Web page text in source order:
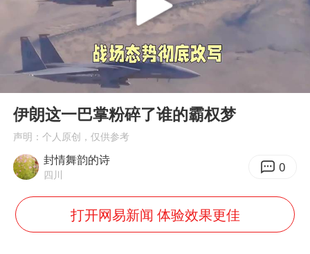
我国编制完成新版全月地质图
台风白海豚登陆地点更新
看守所辅警收受10万获刑1年
多地要求领导干部带头休假
台风白海豚进入48小时警戒线
宇树科技发行价格150.80元/股
外交部发言人就广岛核爆81周年等答记者问
佛得角门将亮相智利俱乐部主场
Play
00:00
伊朗这一巴掌粉碎了谁的霸权梦
声明：个人原创，仅供参考
封情舞韵的诗
四川 0
打开网易新闻 体验效果更佳